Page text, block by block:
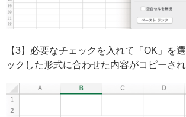
【3】必要なチェックを入れて「OK」を
ックした形式に合わせた内容がコピーされ